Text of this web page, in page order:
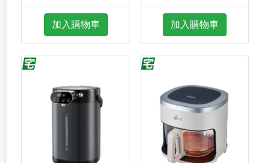
加入購物車 加入購物車